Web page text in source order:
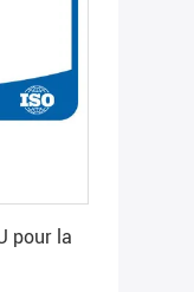
pour la